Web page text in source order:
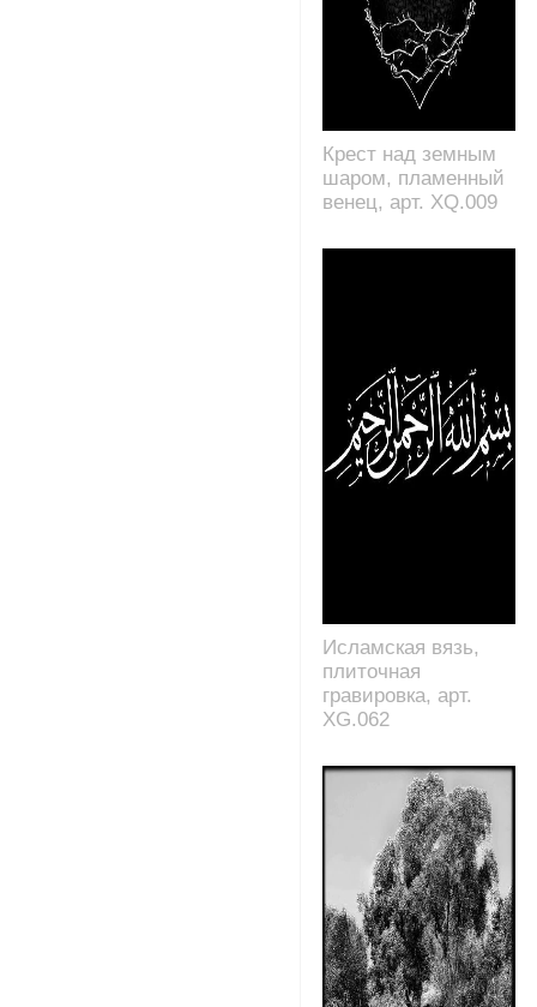
Крест над земным
шаром, пламенный
венец, арт. XQ.009
Исламская вязь,
плиточная
гравировка, арт.
XG.062